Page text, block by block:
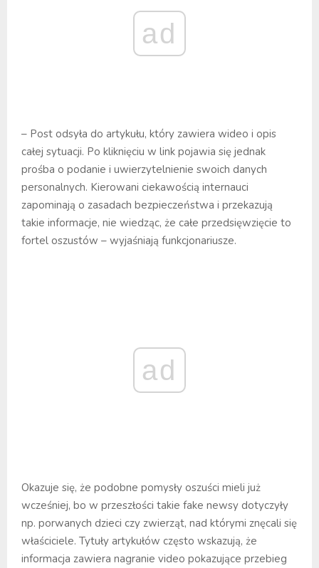
ad
– Post odsyła do artykułu, który zawiera wideo i opis
całej sytuacji. Po kliknięciu w link pojawia się jednak
prośba o podanie i uwierzytelnienie swoich danych
personalnych. Kierowani ciekawością internauci
zapominają o zasadach bezpieczeństwa i przekazują
takie informacje, nie wiedząc, że całe przedsięwzięcie to
fortel oszustów – wyjaśniają funkcjonariusze.
ad
Okazuje się, że podobne pomysły oszuści mieli już
wcześniej, bo w przeszłości takie fake newsy dotyczyły
np. porwanych dzieci czy zwierząt, nad którymi znęcali się
właściciele. Tytuły artykułów często wskazują, że
informacja zawiera nagranie video pokazujące przebieg